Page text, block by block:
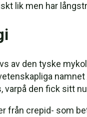
lik men har
av den tyske
den fick sitt
från crepid- som